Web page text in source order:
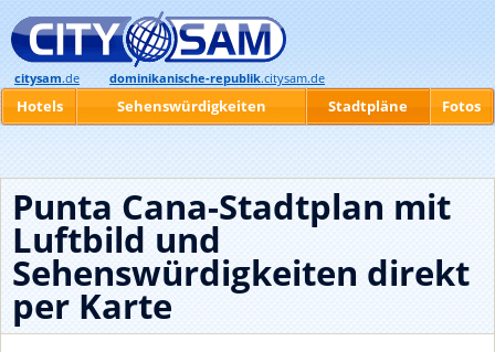
Punta Cana-Stadtplan mit
Luftbild und
Sehenswürdigkeiten direkt
per Karte
citysam.de dominikanische-republik.citysam.de
Hotels Sehenswürdigkeiten Stadtpläne Fotos